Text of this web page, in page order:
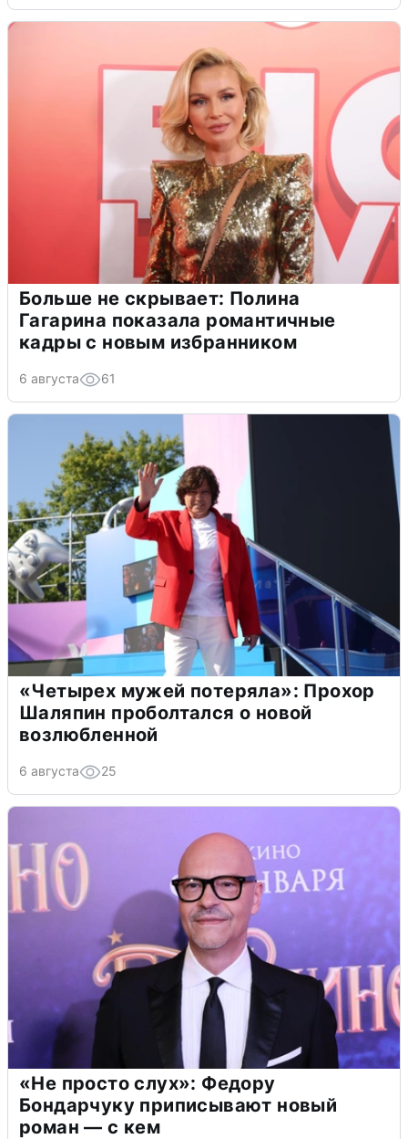
Больше не скрывает: Полина
Гагарина показала романтичные
кадры с новым избранником
6 августа 61
«Четырех мужей потеряла»: Прохор
Шаляпин проболтался о новой
возлюбленной
6 августа 25
«Не просто слух»: Федору
Бондарчуку приписывают новый
роман — с кем